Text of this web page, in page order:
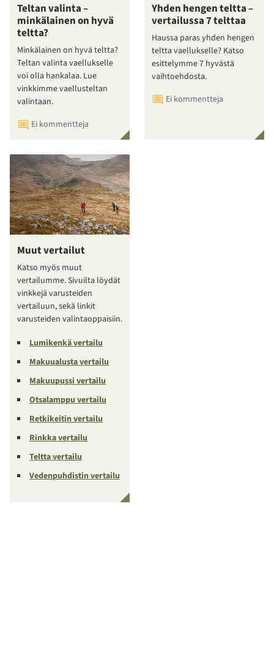
Teltan valinta –
minkälainen on hyvä
teltta?
Minkälainen on hyvä teltta?
Teltan valinta vaellukselle
voi olla hankalaa. Lue
vinkkimme vaellusteltan
valintaan.
Ei kommentteja
Yhden hengen teltta –
vertailussa 7 telttaa
Haussa paras yhden hengen
teltta vaellukselle? Katso
esittelymme 7 hyvästä
vaihtoehdosta.
Ei kommentteja
Muut vertailut
Katso myös muut
vertailumme. Sivuilta löydät
vinkkejä varusteiden
vertailuun, sekä linkit
varusteiden valintaoppaisiin.
Lumikenkä vertailu
Makuualusta vertailu
Makuupussi vertailu
Otsalamppu vertailu
Retkikeitin vertailu
Rinkka vertailu
Teltta vertailu
Vedenpuhdistin vertailu